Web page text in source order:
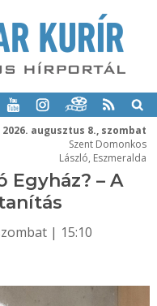
2026. augusztus 8., szombat
Szent Domonkos
László, Eszmeralda
Egyház? – A
| 15:10